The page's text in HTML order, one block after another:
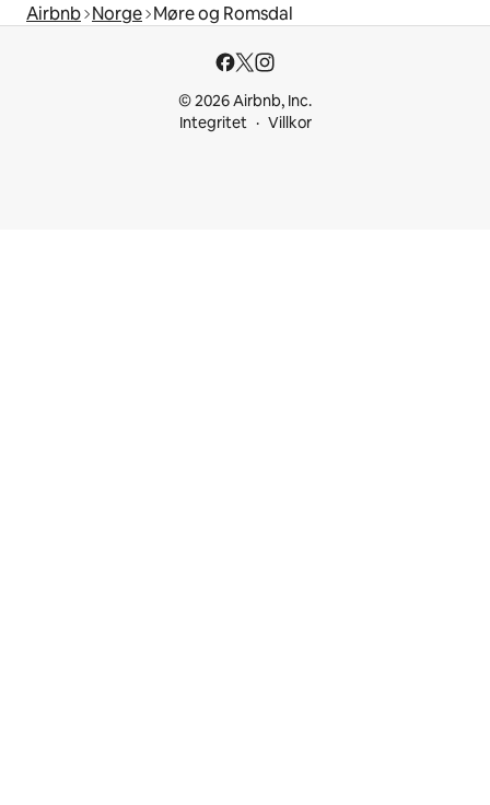
Airbnb Norge Møre og Romsdal
© 2026 Airbnb, Inc.
Integritet
Villkor